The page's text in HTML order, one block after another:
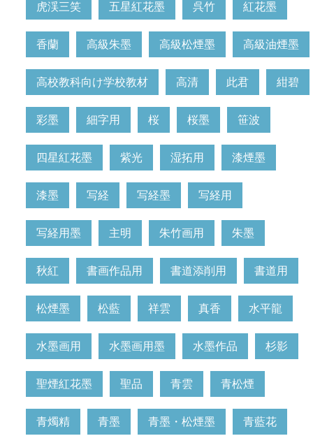
虎渓三笑 五星紅花墨 呉竹 紅花墨
香蘭 高級朱墨 高級松煙墨 高級油煙墨
高校教科向け学校教材 高清 此君 紺碧
彩墨 細字用 桜 桜墨 笹波
四星紅花墨 紫光 湿拓用 漆煙墨
漆墨 写経 写経墨 写経用
写経用墨 主明 朱竹画用 朱墨
秋紅 書画作品用 書道添削用 書道用
松煙墨 松藍 祥雲 真香 水平龍
水墨画用 水墨画用墨 水墨作品 杉影
聖煙紅花墨 聖品 青雲 青松煙
青燭精 青墨 青墨・松煙墨 青藍花